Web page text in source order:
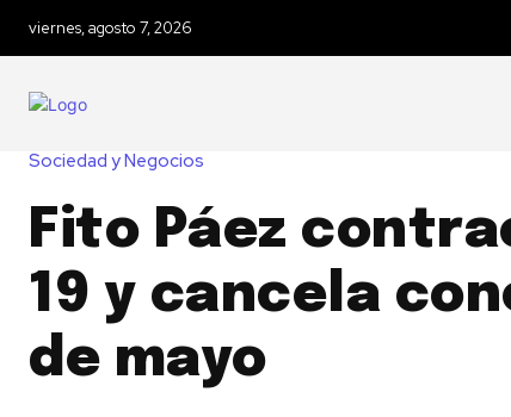
viernes, agosto 7, 2026
Sociedad y Negocios
Fito Páez
19 y cancela
de mayo